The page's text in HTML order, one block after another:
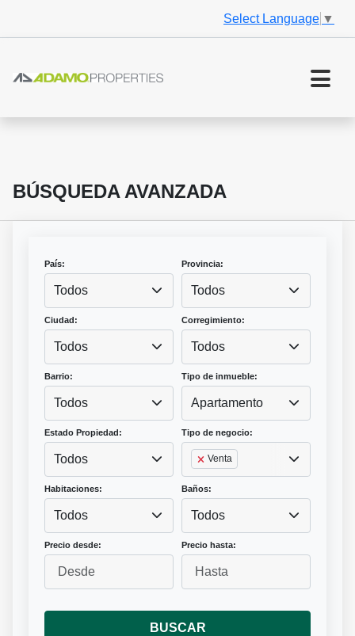
Select Language ▼
BÚSQUEDA AVANZADA
País:
Todos
Provincia:
Todos
Ciudad:
Todos
Corregimiento:
Todos
Barrio:
Todos
Tipo de inmueble:
Apartamento
Estado Propiedad:
Todos
Tipo de negocio:
Venta
Habitaciones:
Todos
Baños:
Todos
Precio desde: Precio hasta:
BUSCAR